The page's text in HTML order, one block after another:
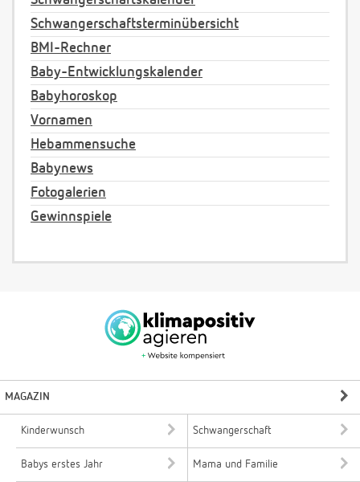
Schwangerschaftsterminübersicht
BMI-Rechner
Baby-Entwicklungskalender
Babyhoroskop
Vornamen
Hebammensuche
Babynews
Fotogalerien
Gewinnspiele
MAGAZIN
Kinderwunsch Schwangerschaft
Babys erstes Jahr Mama und Familie